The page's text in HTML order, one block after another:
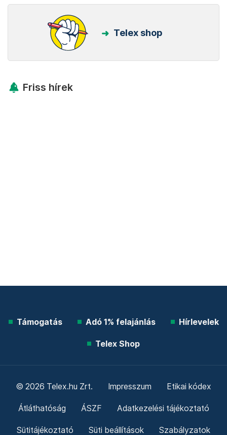
Telex shop
Friss hírek
Támogatás Adó 1% felajánlás Hírlevelek
Telex Shop
© 2026 Telex.hu Zrt. Impresszum Etikai kódex
Átláthatóság ÁSZF Adatkezelési tájékoztató
Sütitájékoztató Süti beállítások Szabályzatok